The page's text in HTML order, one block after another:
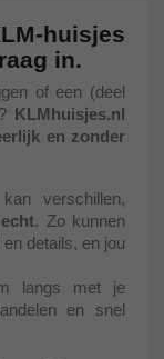
huisjes
in.
of een (deel
KLMhuisjes.nl
en zonder
verschillen,
. Zo kunnen
details, en jou
langs met je
en snel